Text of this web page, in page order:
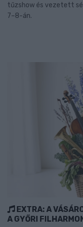
tűzshow és vezetett
7–8-án.
EXTRA: A
A GYŐRI